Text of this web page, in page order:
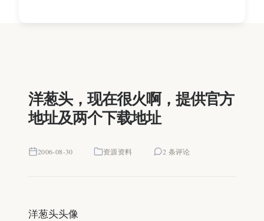
洋葱头，现在很火啊，提供官方
地址及两个下载地址
2006-08-30 资源资料 2 条评论
洋葱头头像